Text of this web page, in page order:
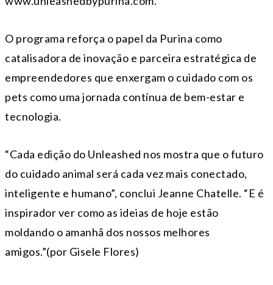
O programa reforça o papel da Purina como
catalisadora de inovação e parceira estratégica de
empreendedores que enxergam o cuidado com os
pets como uma jornada contínua de bem-estar e
tecnologia.
“Cada edição do Unleashed nos mostra que o futuro
do cuidado animal será cada vez mais conectado,
inteligente e humano”, conclui Jeanne Chatelle. “E é
inspirador ver como as ideias de hoje estão
moldando o amanhã dos nossos melhores
amigos.”(por Gisele Flores)